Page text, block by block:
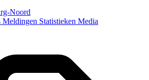
Noord
Meldingen Statistieken Media